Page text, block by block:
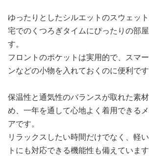
ゆったりとしたシルエットのスウェッ
宅でのくつろぎタイムにぴったりの部
す。
フロントのポケットは実用的で、スマ
ンなどの小物を入れておくのに便利です
保温性と通気性のバランスが取れた素
め、一年を通して心地よく着用できる
アです。
リラックスしたい時間だけでなく、軽
トにも対応できる機能性も備えています